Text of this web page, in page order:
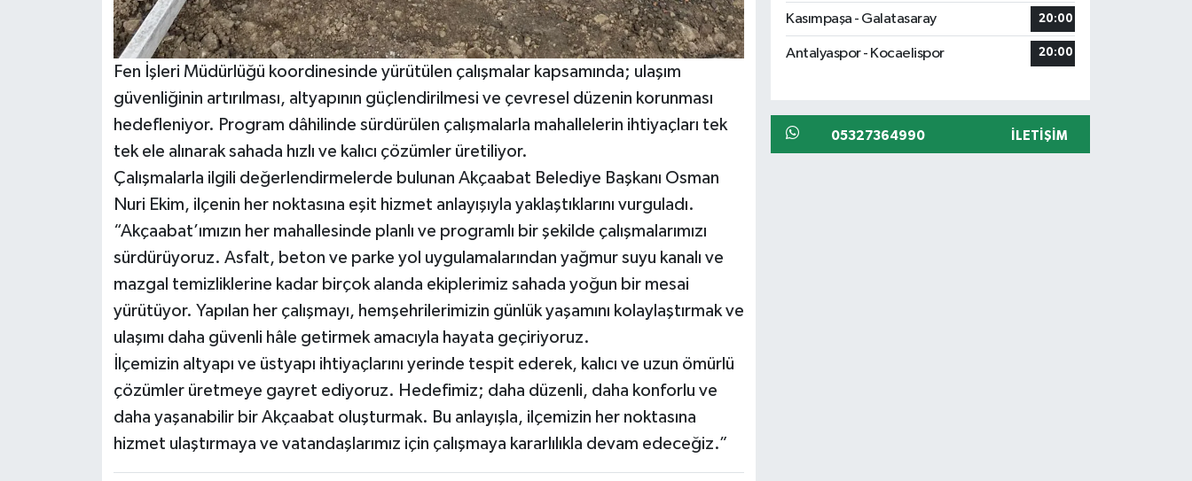
Fen İşleri Müdürlüğü koordinesinde yürütülen çalışmalar kapsamında; ulaşım
güvenliğinin artırılması, altyapının güçlendirilmesi ve çevresel düzenin korunması
hedefleniyor. Program dâhilinde sürdürülen çalışmalarla mahallelerin ihtiyaçları tek
tek ele alınarak sahada hızlı ve kalıcı çözümler üretiliyor.
Çalışmalarla ilgili değerlendirmelerde bulunan Akçaabat Belediye Başkanı Osman
Nuri Ekim, ilçenin her noktasına eşit hizmet anlayışıyla yaklaştıklarını vurguladı.
“Akçaabat’ımızın her mahallesinde planlı ve programlı bir şekilde çalışmalarımızı
sürdürüyoruz. Asfalt, beton ve parke yol uygulamalarından yağmur suyu kanalı ve
mazgal temizliklerine kadar birçok alanda ekiplerimiz sahada yoğun bir mesai
yürütüyor. Yapılan her çalışmayı, hemşehrilerimizin günlük yaşamını kolaylaştırmak ve
ulaşımı daha güvenli hâle getirmek amacıyla hayata geçiriyoruz.
İlçemizin altyapı ve üstyapı ihtiyaçlarını yerinde tespit ederek, kalıcı ve uzun ömürlü
çözümler üretmeye gayret ediyoruz. Hedefimiz; daha düzenli, daha konforlu ve
daha yaşanabilir bir Akçaabat oluşturmak. Bu anlayışla, ilçemizin her noktasına
hizmet ulaştırmaya ve vatandaşlarımız için çalışmaya kararlılıkla devam edeceğiz.”
Kasımpaşa - Galatasaray 20:00
Antalyaspor - Kocaelispor 20:00
05327364990 İLETIŞIM